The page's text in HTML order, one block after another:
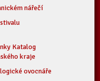
nářečí
Katalog
kraje
ovocnáře